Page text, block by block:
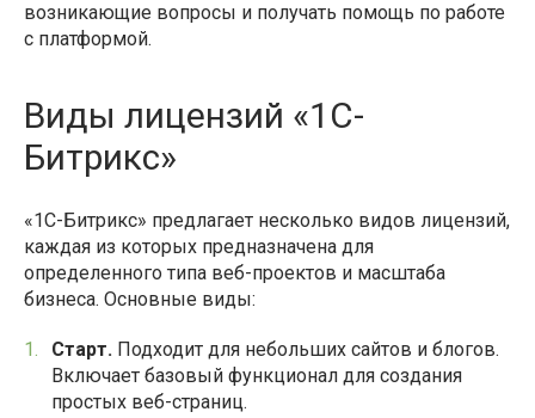
возникающие вопросы и получать помощь по работе
с платформой.
Виды лицензий «1С-
Битрикс»
«1С-Битрикс» предлагает несколько видов лицензий,
каждая из которых предназначена для
определенного типа веб-проектов и масштаба
бизнеса. Основные виды:
Старт.Подходит для небольших сайтов и блогов.
Включает базовый функционал для создания
простых веб-страниц.